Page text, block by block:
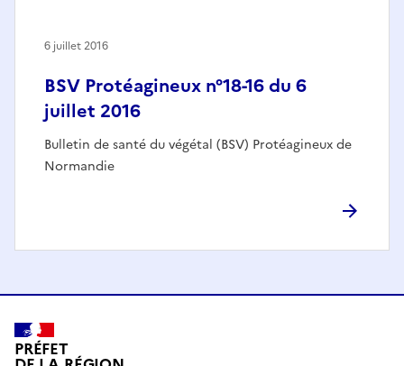
BSV Protéagineux n°18-16 du 6
juillet 2016
Bulletin de santé du végétal (BSV) Protéagineux de
Normandie
6 juillet 2016
PRÉFET